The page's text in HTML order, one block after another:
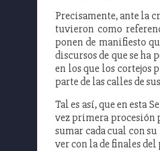
Precisamente, ante la
tuvieron como
ponen de manifiesto
discursos de que se ha
en los que los cortejos
parte de las calles de
Tal es así, que en esta
vez primera procesión
sumar cada cual con
ver con la de finales del